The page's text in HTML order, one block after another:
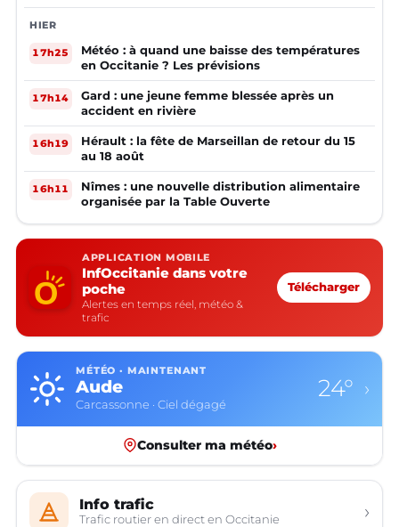
HIER
17h25
Météo : à quand une baisse des températures
en Occitanie ? Les prévisions
17h14
Gard : une jeune femme blessée après un
accident en rivière
16h19
Hérault : la fête de Marseillan de retour du 15
au 18 août
16h11
Nîmes : une nouvelle distribution alimentaire
organisée par la Table Ouverte
APPLICATION MOBILE
InfOccitanie dans votre
poche
Alertes en temps réel, météo &
trafic
Télécharger
MÉTÉO · MAINTENANT
Aude
Carcassonne · Ciel dégagé
24° ›
Consulter ma météo›
Info trafic
Trafic routier en direct en Occitanie ›